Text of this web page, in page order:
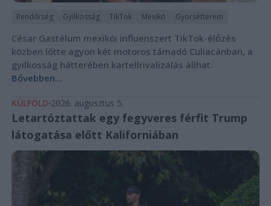
Rendőrség Gyilkosság TikTok Mexikó Gyorsétterem
César Gastélum mexikói influenszert TikTok-élőzés
közben lőtte agyon két motoros támadó Culiacánban, a
gyilkosság hátterében kartellrivalizálás állhat.
Bővebben...
KÜLFÖLD 2026. augusztus 5.
Letartóztattak egy fegyveres férfit Trump
látogatása előtt Kaliforniában